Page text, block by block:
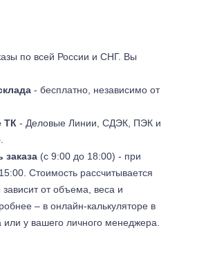
по всей России и СНГ. Вы
- бесплатно, независимо от
ТК - Деловые Линии, СДЭК, ПЭК и
заказа (с 9:00 до 18:00) - при
Стоимость рассчитывается
от объема, веса и
– в онлайн-калькуляторе в
или у вашего личного менеджера.